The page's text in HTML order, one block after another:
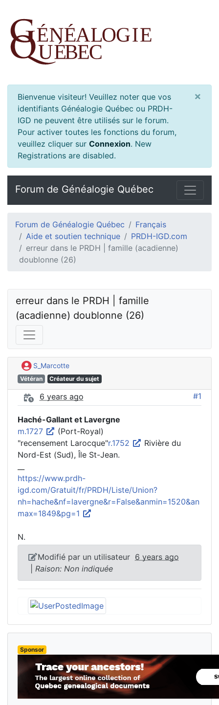
Bienvenue visiteur! Veuillez noter que vos
identifiants Généalogie Québec ou PRDH-
IGD ne peuvent être utilisés sur le forum.
Pour activer toutes les fonctions du forum,
veuillez cliquer sur Connexion. New
Registrations are disabled.
×
Forum de Généalogie Québec
Forum de Généalogie Québec
Français
Aide et soutien technique
PRDH-IGD.com
erreur dans le PRDH | famille (acadienne)
doublonne (26)
erreur dans le PRDH | famille
(acadienne) doublonne (26)
S_Marcotte
Vétéran Créateur du sujet
6 years ago #1
Haché-Gallant et Lavergne
m.1727
(Port-Royal)
"recensement Larocque"r.1752
Rivière du
Nord-Est (Sud), Île St-Jean.
https://www.prdh-
igd.com/Gratuit/fr/PRDH/Liste/Union?
nh=hache&nf=lavergne&r=False&anmin=1520&an
max=1849&pg=1
N.
Modifié par un utilisateur 6 years ago
Raison: Non indiquée
Sponsor